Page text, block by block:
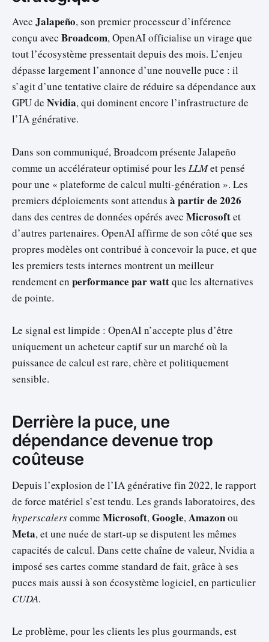
Avec Jalapeño, son premier processeur d’inférence
conçu avec Broadcom, OpenAI officialise un virage que
tout l’écosystème pressentait depuis des mois. L’enjeu
dépasse largement l’annonce d’une nouvelle puce : il
s’agit d’une tentative claire de réduire sa dépendance aux
GPU de Nvidia, qui dominent encore l’infrastructure de
l’IA générative.
Dans son communiqué, Broadcom présente Jalapeño
comme un accélérateur optimisé pour les LLMet pensé
pour une « plateforme de calcul multi-génération ». Les
premiers déploiements sont attendus à partir de 2026
dans des centres de données opérés avec Microsoftet
d’autres partenaires. OpenAI affirme de son côté que ses
propres modèles ont contribué à concevoir la puce, et que
les premiers tests internes montrent un meilleur
rendement en performance par wattque les alternatives
de pointe.
Le signal est limpide : OpenAI n’accepte plus d’être
uniquement un acheteur captif sur un marché où la
puissance de calcul est rare, chère et politiquement
sensible.
Derrière la puce, une
dépendance devenue trop
coûteuse
Depuis l’explosion de l’IA générative fin 2022, le rapport
de force matériel s’est tendu. Les grands laboratoires, des
hyperscalerscomme Microsoft,Google,Amazonou
Meta, et une nuée de start-up se disputent les mêmes
capacités de calcul. Dans cette chaîne de valeur, Nvidia a
imposé ses cartes comme standard de fait, grâce à ses
puces mais aussi à son écosystème logiciel, en particulier
CUDA.
Le problème, pour les clients les plus gourmands, est